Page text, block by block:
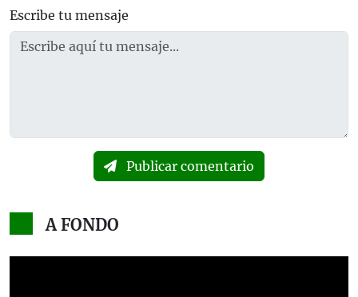
Escribe tu mensaje
Publicar comentario
A FONDO